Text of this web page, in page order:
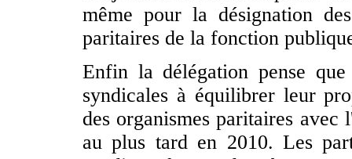
même pour la désignation
paritaires de la fonction
Enfin la délégation pense
syndicales à équilibrer leur
des organismes paritaires
au plus tard en 2010. Les